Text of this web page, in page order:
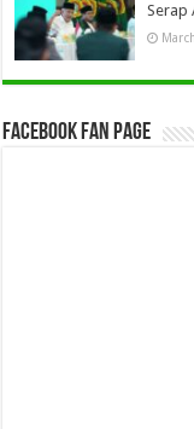
Serap
Facebook Fan Page